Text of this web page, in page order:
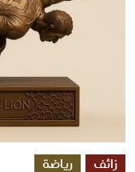
زائف رياضة